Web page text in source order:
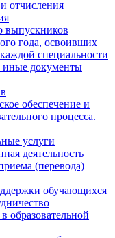
отчисления
выпускников
года, освоивших
специальности
иные документы
обеспечение и
процесса.
услуги
деятельность
(перевода)
обучающихся
образовательной